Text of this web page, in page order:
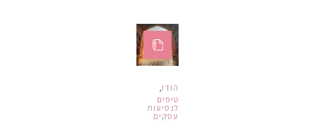
הודו
טיפים
לנסיעות
עסקים